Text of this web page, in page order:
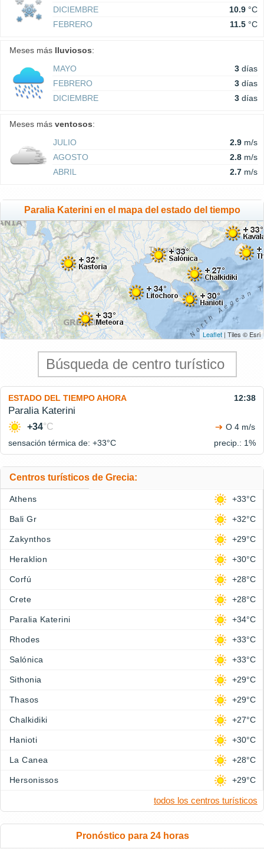
DICIEMBRE 10.9 °C
FEBRERO
11.5 °C
Meses más lluviosos:
MAYO
3 días
FEBRERO
3 días
DICIEMBRE
3 días
Meses más ventosos:
JULIO
2.9 m/s
AGOSTO
2.8 m/s
ABRIL
2.7 m/s
Paralia Katerini en el mapa del estado del tiempo
Leaflet | Tiles © Esri
ESTADO DEL TIEMPO AHORA 12:38
Paralia Katerini
+34°C
O 4 m/s
sensación térmica de: +33°C precip.: 1%
Centros turísticos de Grecia:
Athens +33°C
Bali Gr +32°C
Zakynthos +29°C
Heraklion +30°C
Corfú +28°C
Crete +28°C
Paralia Katerini +34°C
Rhodes +33°C
Salónica +33°C
Sithonia +29°C
Thasos +29°C
Chalkidiki +27°C
Hanioti +30°C
La Canea +28°C
Hersonissos +29°C
todos los centros turísticos
Pronóstico para 24 horas